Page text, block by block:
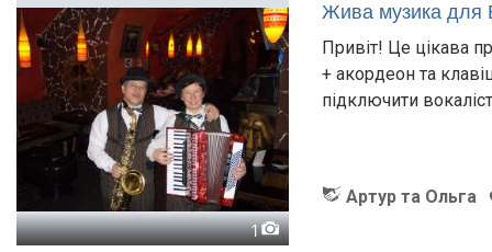
1
Жива музика для
Привіт! Це цікава
+ акордеон та
підключити
Артур та Ольга